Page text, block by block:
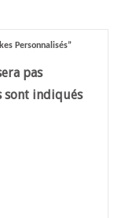
Personnalisés”
pas
sont indiqués